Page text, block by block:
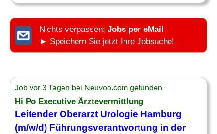
Nichts verpassen: Jobs per eMail
► Speichern Sie jetzt Ihre Jobsuche!
Job vor 3 Tagen bei Neuvoo.com gefunden
Hi Po Executive Ärztevermittlung
Leitender Oberarzt Urologie Hamburg
(m/w/d) Führungsverantwortung in der